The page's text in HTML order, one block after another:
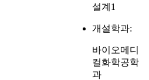
설계1
개설학과:
바이오메디
컬화학공학
과